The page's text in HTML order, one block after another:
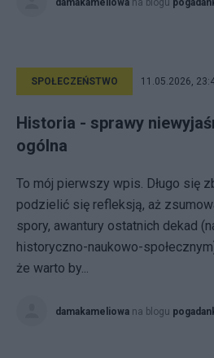
damakameliowa na blogu
SPOŁECZEŃSTWO 11.05.2026,
Historia - sprawy
ogólna
To mój pierwszy wpis. Długo się
podzielić się refleksją, aż
spory, awantury ostatnich dekad
historyczno-naukowo-
że warto by...
damakameliowa na blogu